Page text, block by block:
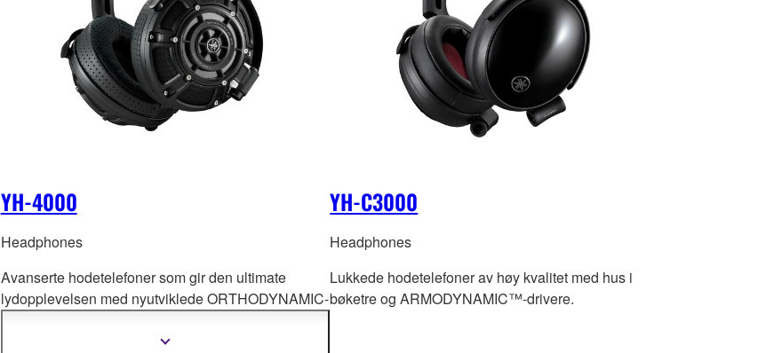
YH-4000
Headphones
Avanserte hodetelefoner som gir den ultimate
lydopplevelsen med nyutviklede ORTHODYNAMIC-
opplevelse og lar deg bli omfavnet av musikken.
Vis
YH-C3000
Headphones
Lukkede hodetelefoner av høy kvalitet med hus i
bøketre og ARMODYNAMIC™-drivere.